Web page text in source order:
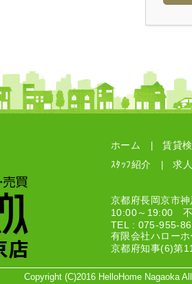
ホーム
賃貸
ｽﾀｯﾌ紹介
求
京都府長岡京市
10:00～19:00
TEL : 075-955-
有限会社ハロー
京都府知事(6)第
Copyright (C)2016 HelloHome Nagaoka